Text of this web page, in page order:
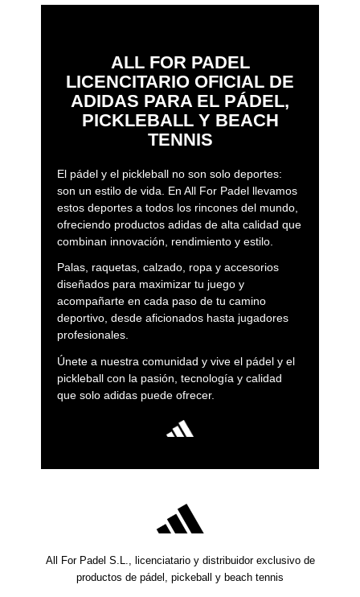
ALL FOR PADEL
LICENCITARIO OFICIAL DE
ADIDAS PARA EL PÁDEL,
PICKLEBALL Y BEACH
TENNIS
El pádel y el pickleball no son solo deportes:
son un estilo de vida. En All For Padel llevamos
estos deportes a todos los rincones del mundo,
ofreciendo productos adidas de alta calidad que
combinan innovación, rendimiento y estilo.
Palas, raquetas, calzado, ropa y accesorios
diseñados para maximizar tu juego y
acompañarte en cada paso de tu camino
deportivo, desde aficionados hasta jugadores
profesionales.
Únete a nuestra comunidad y vive el pádel y el
pickleball con la pasión, tecnología y calidad
que solo adidas puede ofrecer.
All For Padel S.L., licenciatario y distribuidor exclusivo de
productos de pádel, pickeball y beach tennis